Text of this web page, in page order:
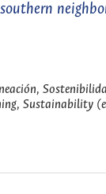
Sustainability